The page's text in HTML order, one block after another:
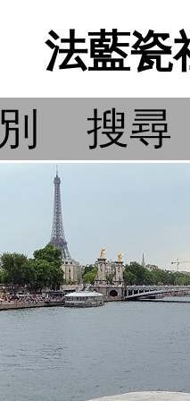
法藍瓷
搜尋